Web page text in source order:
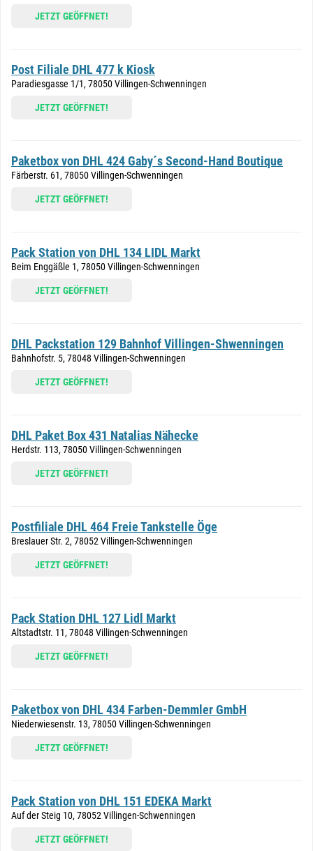
JETZT GEÖFFNET!
Post Filiale DHL 477 k Kiosk
Paradiesgasse 1/1, 78050 Villingen-Schwenningen
JETZT GEÖFFNET!
Paketbox von DHL 424 Gaby´s Second-Hand Boutique
Färberstr. 61, 78050 Villingen-Schwenningen
JETZT GEÖFFNET!
Pack Station von DHL 134 LIDL Markt
Beim Enggäßle 1, 78050 Villingen-Schwenningen
JETZT GEÖFFNET!
DHL Packstation 129 Bahnhof Villingen-Shwenningen
Bahnhofstr. 5, 78048 Villingen-Schwenningen
JETZT GEÖFFNET!
DHL Paket Box 431 Natalias Nähecke
Herdstr. 113, 78050 Villingen-Schwenningen
JETZT GEÖFFNET!
Postfiliale DHL 464 Freie Tankstelle Öge
Breslauer Str. 2, 78052 Villingen-Schwenningen
JETZT GEÖFFNET!
Pack Station DHL 127 Lidl Markt
Altstadtstr. 11, 78048 Villingen-Schwenningen
JETZT GEÖFFNET!
Paketbox von DHL 434 Farben-Demmler GmbH
Niederwiesenstr. 13, 78050 Villingen-Schwenningen
JETZT GEÖFFNET!
Pack Station von DHL 151 EDEKA Markt
Auf der Steig 10, 78052 Villingen-Schwenningen
JETZT GEÖFFNET!